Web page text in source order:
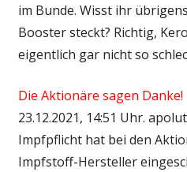
im Bunde. Wisst ihr
Booster steckt? Richtig,
eigentlich gar nicht so
Die Aktionäre sagen Danke!
23.12.2021, 14:51 Uhr.
Impfpflicht hat bei den
Impfstoff-Hersteller